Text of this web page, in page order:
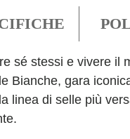
sé stessi e vivere il
Bianche, gara
linea di selle più